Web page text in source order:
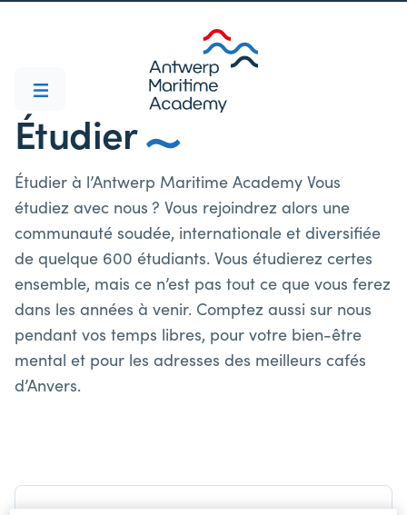
Étudier
Étudier à l’Antwerp Maritime Academy Vous
étudiez avec nous ? Vous rejoindrez alors une
communauté soudée, internationale et diversifiée
de quelque 600 étudiants. Vous étudierez certes
ensemble, mais ce n’est pas tout ce que vous ferez
dans les années à venir. Comptez aussi sur nous
pendant vos temps libres, pour votre bien-être
mental et pour les adresses des meilleurs cafés
d’Anvers.